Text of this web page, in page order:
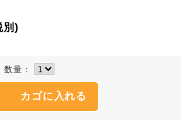
別)
数量：